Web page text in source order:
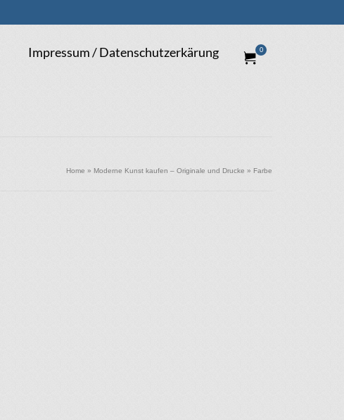
Impressum / Datenschutzerkärung 0
Home » Moderne Kunst kaufen – Originale und Drucke » Farbe